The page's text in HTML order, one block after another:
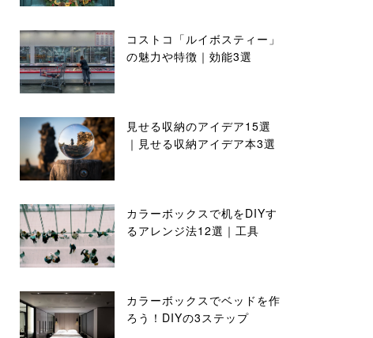
コストコ「ルイボスティー」
の魅力や特徴｜効能3選
見せる収納のアイデア15選
｜見せる収納アイデア本3選
カラーボックスで机をDIYす
るアレンジ法12選｜工具
カラーボックスでベッドを作
ろう！DIYの3ステップ